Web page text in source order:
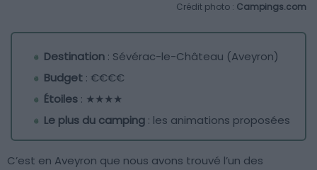
Crédit photo : Campings.com
Destination : Sévérac-le-Château (Aveyron)
Budget : €€€€
Étoiles : ★★★★
Le plus du camping : les animations proposées
C’est en Aveyron que nous avons trouvé l’un des